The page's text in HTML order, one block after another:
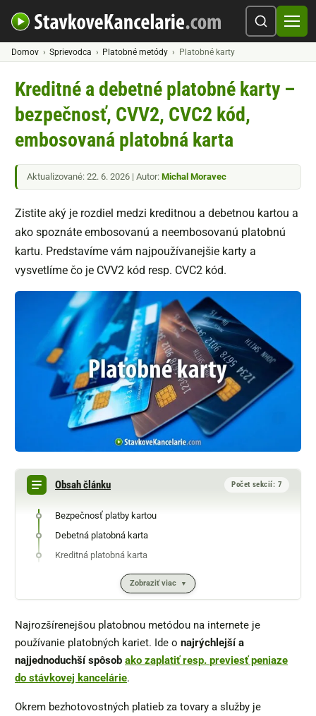
Domov Sprievodca Platobné metódy Platobné karty
Kreditné a debetné platobné karty –
bezpečnosť, CVV2, CVC2 kód,
embosovaná platobná karta
Aktualizované: 22. 6. 2026 | Autor: Michal Moravec
Zistite aký je rozdiel medzi kreditnou a debetnou kartou a
ako spoznáte embosovanú a neembosovanú platobnú
kartu. Predstavíme vám najpoužívanejšie karty a
vysvetlíme čo je CVV2 kód resp. CVC2 kód.
Obsah článku Počet sekcií: 7
Bezpečnosť platby kartou
Debetná platobná karta
Kreditná platobná karta
Zobraziť viac
Najrozšírenejšou platobnou metódou na internete je
používanie platobných kariet. Ide o najrýchlejší a
najjednoduchší spôsob ako zaplatiťresp. previesť peniaze
do stávkovej kancelárie.
Okrem bezhotovostných platieb za tovary a služby je